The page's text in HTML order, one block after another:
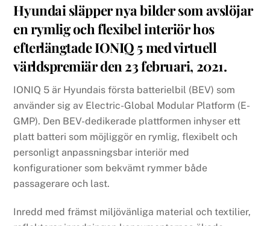
Hyundai släpper nya bilder som avslöjar
en rymlig och flexibel interiör hos
efterlängtade IONIQ 5 med virtuell
världspremiär den 23 februari, 2021.
IONIQ 5 är Hyundais första batterielbil (BEV) som
använder sig av Electric-Global Modular Platform (E-
GMP). Den BEV-dedikerade plattformen inhyser ett
platt batteri som möjliggör en rymlig, flexibelt och
personligt anpassningsbar interiör med
konfigurationer som bekvämt rymmer både
passagerare och last.
Inredd med främst miljövänliga material och textilier,